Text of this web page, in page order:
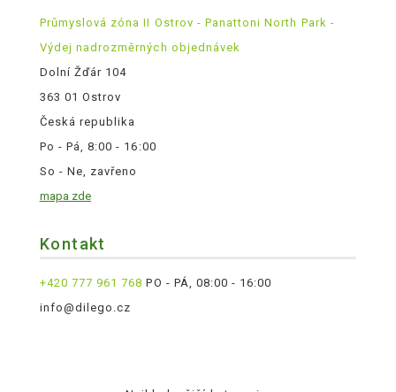
Průmyslová zóna II Ostrov - Panattoni North Park -
Výdej nadrozměrných objednávek
Dolní Žďár 104
363 01 Ostrov
Česká republika
Po - Pá, 8:00 - 16:00
So - Ne, zavřeno
mapa zde
Kontakt
+420 777 961 768 PO - PÁ, 08:00 - 16:00
info@dilego.cz